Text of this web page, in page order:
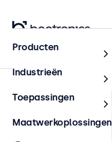
Home
Producten
Industrieën
Toepassingen
Maatwerkoplossingen